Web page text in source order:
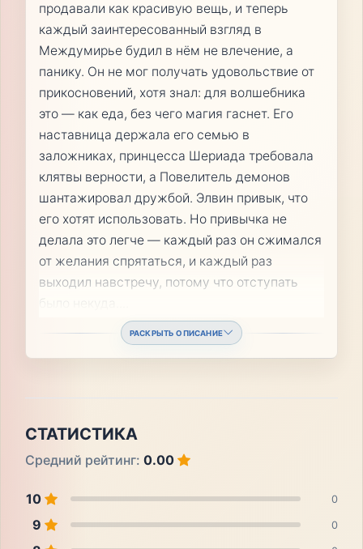
продавали как красивую вещь, и теперь
каждый заинтересованный взгляд в
Междумирье будил в нём не влечение, а
панику. Он не мог получать удовольствие от
прикосновений, хотя знал: для волшебника
это — как еда, без чего магия гаснет. Его
наставница держала его семью в
заложниках, принцесса Шериада требовала
клятвы верности, а Повелитель демонов
шантажировал дружбой. Элвин привык, что
его хотят использовать. Но привычка не
делала это легче — каждый раз он сжимался
от желания спрятаться, и каждый раз
выходил навстречу, потому что отступать
РАСКРЫТЬ ОПИСАНИЕ
СТАТИСТИКА
Средний рейтинг: 0.00
10 0
9 0